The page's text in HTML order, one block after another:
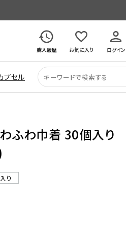
購入履歴
お気に入り ログイン
プセル
わふわ巾着 30個入り
り